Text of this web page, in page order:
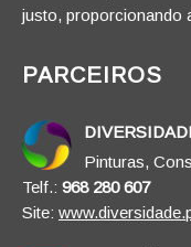
justo, proporcionando
PARCEIROS
Pinturas,
Telf.: 968 280 607
Site: